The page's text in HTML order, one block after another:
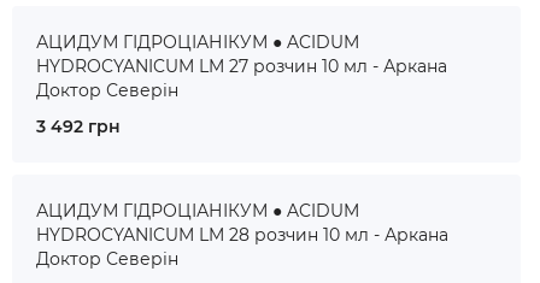
АЦИДУМ ГІДРОЦІАНІКУМ ● ACIDUM
HYDROCYANICUM LM 27 розчин 10 мл - Аркана
Доктор Северін
3 492 грн
АЦИДУМ ГІДРОЦІАНІКУМ ● ACIDUM
HYDROCYANICUM LM 28 розчин 10 мл - Аркана
Доктор Северін